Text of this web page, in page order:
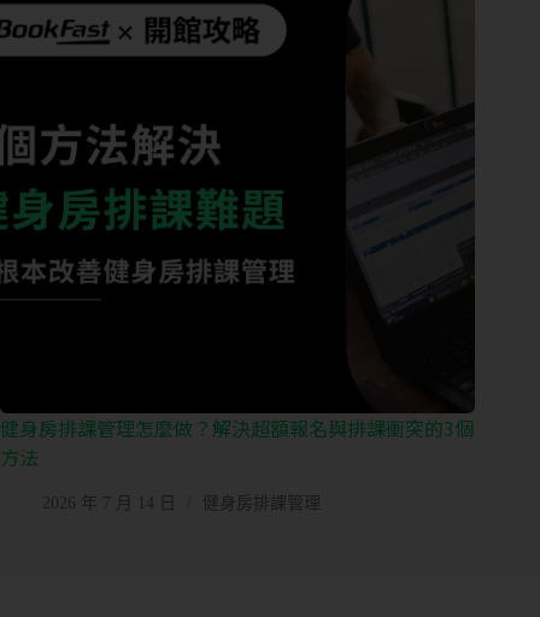
健身房排課管理怎麼做？解決超額報名與排課衝突的3個
方法
2026 年 7 月 14 日 健身房排課管理